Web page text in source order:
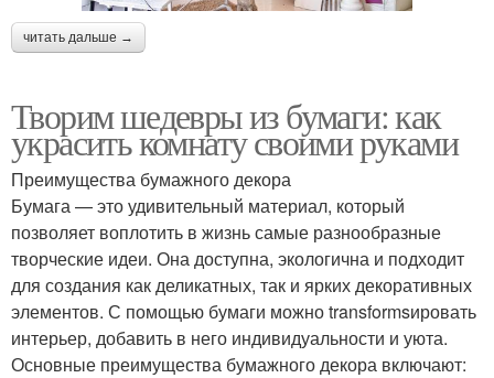
читать дальше →
Творим шедевры из бумаги: как
украсить комнату своими руками
Преимущества бумажного декора
Бумага — это удивительный материал, который
позволяет воплотить в жизнь самые разнообразные
творческие идеи. Она доступна, экологична и подходит
для создания как деликатных, так и ярких декоративных
элементов. С помощью бумаги можно transformsировать
интерьер, добавить в него индивидуальности и уюта.
Основные преимущества бумажного декора включают: